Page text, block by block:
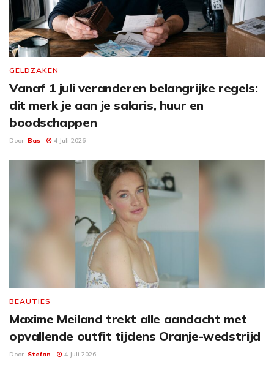
GELDZAKEN
Vanaf 1 juli veranderen belangrijke regels:
dit merk je aan je salaris, huur en
boodschappen
Door Bas 4 Juli 2026
BEAUTIES
Maxime Meiland trekt alle aandacht met
opvallende outfit tijdens Oranje-wedstrijd
Door Stefan 4 Juli 2026